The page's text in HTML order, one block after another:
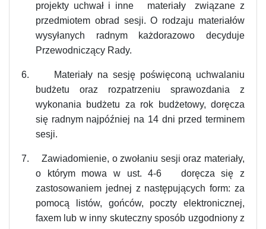
projekty uchwał i inne materiały związane z
przedmiotem obrad sesji. O rodzaju materiałów
wysyłanych radnym każdorazowo decyduje
Przewodniczący Rady.
6.
Materiały na sesję poświęconą uchwalaniu
budżetu oraz rozpatrzeniu sprawozdania z
wykonania budżetu za rok budżetowy, doręcza
się radnym najpóźniej na 14 dni przed terminem
sesji.
7.
Zawiadomienie, o zwołaniu sesji oraz materiały,
o którym mowa w ust. 4-6 doręcza się z
zastosowaniem jednej z następujących form: za
pomocą listów, gońców, poczty elektronicznej,
faxem lub w inny skuteczny sposób uzgodniony z